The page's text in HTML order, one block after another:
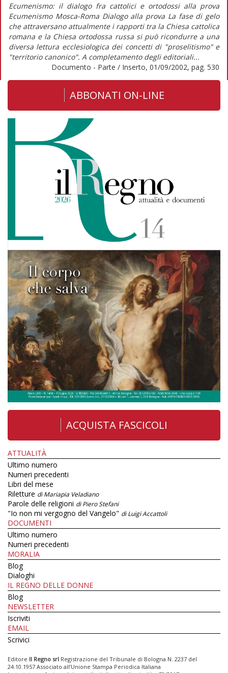
Ecumenismo: il dialogo fra cattolici e ortodossi alla prova
Ecumenismo Mosca-Roma Dialogo alla prova La fase di gelo
che attraversano attualmente i rapporti tra la Chiesa cattolica
romana e la Chiesa ortodossa russa si può ricondurre a una
diversa lettura ecclesiologica dei concetti di "proselitismo" e
"territorio canonico". A completamento degli editoriali...
Documento - Parte / Inserto, 01/09/2002, pag. 530
ABBONATI ON-LINE
ACQUISTA FASCICOLI
ATTUALITÀ
Ultimo numero
Numeri precedenti
Libri del mese
Riletture di Mariapia Veladiano
Parole delle religioni di Piero Stefani
"Io non mi vergogno del Vangelo" di Luigi Accattoli
DOCUMENTI
Ultimo numero
Numeri precedenti
MORALIA
Blog
Dialoghi
IL REGNO DELLE DONNE
Blog
NEWSLETTER
Iscriviti
EMAIL
Scrivici
Editore Il Regno srl Registrazione del Tribunale di Bologna N. 2237 del
24.10.1957 Associato all’Unione Stampa Periodica Italiana